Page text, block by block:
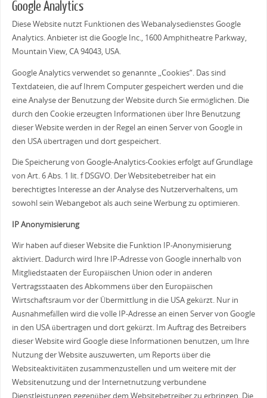
Google Analytics
Diese Website nutzt Funktionen des Webanalysedienstes Google
Analytics. Anbieter ist die Google Inc., 1600 Amphitheatre Parkway,
Mountain View, CA 94043, USA.
Google Analytics verwendet so genannte „Cookies“. Das sind
Textdateien, die auf Ihrem Computer gespeichert werden und die
eine Analyse der Benutzung der Website durch Sie ermöglichen. Die
durch den Cookie erzeugten Informationen über Ihre Benutzung
dieser Website werden in der Regel an einen Server von Google in
den USA übertragen und dort gespeichert.
Die Speicherung von Google-Analytics-Cookies erfolgt auf Grundlage
von Art. 6 Abs. 1 lit. f DSGVO. Der Websitebetreiber hat ein
berechtigtes Interesse an der Analyse des Nutzerverhaltens, um
sowohl sein Webangebot als auch seine Werbung zu optimieren.
IP Anonymisierung
Wir haben auf dieser Website die Funktion IP-Anonymisierung
aktiviert. Dadurch wird Ihre IP-Adresse von Google innerhalb von
Mitgliedstaaten der Europäischen Union oder in anderen
Vertragsstaaten des Abkommens über den Europäischen
Wirtschaftsraum vor der Übermittlung in die USA gekürzt. Nur in
Ausnahmefällen wird die volle IP-Adresse an einen Server von Google
in den USA übertragen und dort gekürzt. Im Auftrag des Betreibers
dieser Website wird Google diese Informationen benutzen, um Ihre
Nutzung der Website auszuwerten, um Reports über die
Websiteaktivitäten zusammenzustellen und um weitere mit der
Websitenutzung und der Internetnutzung verbundene